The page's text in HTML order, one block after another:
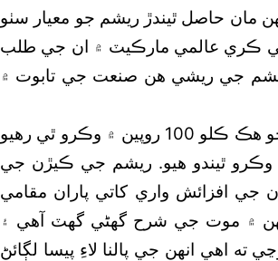
آهن، پر انهن مان حاصل ٿيندڙ ريشم جو معيار سٺو
ڪري عالمي مارڪيٽ ۾ ان جي طلب
ريشم جي ريشي هن صنعت جي تابوت ۾
افغانستان مان ايندڙ ريشم جي ريشي وارن کولن جو هڪ ڪلو 100 روپين ۾ وڪرو ٿي رهيو
کول في ڪلو 500 روپين ۾ وڪرو ٿيندو هيو. ريشم جي ڪيڙن جي
جي افزائش واري کاتي پاران مقامي
۾ موت جي شرح گھڻي گھٽ آهي ۽
اهي انهن جي پالنا لاءِ پيسا لڳائڻ